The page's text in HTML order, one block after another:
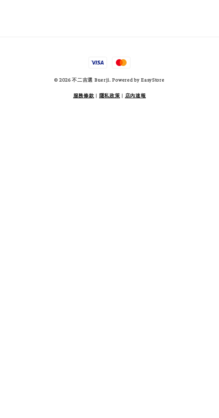
© 2026 不二吉選 Buerji. Powered byEasyStore
服務條款 | 隱私政策 | 店內速報